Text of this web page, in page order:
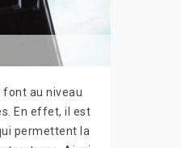
font au niveau
En effet, il est
permettent la